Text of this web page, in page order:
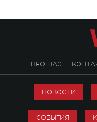
ПРО НАС
НОВОСТИ
СОБЫТИЯ